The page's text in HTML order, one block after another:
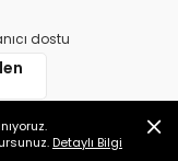
LTD. ŞTİ. Alaşarköy
bağlıdır.
dostu
Detaylı Bilgi